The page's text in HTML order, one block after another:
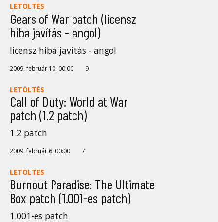
LETÖLTÉS
Gears of War patch (licensz
hiba javítás - angol)
licensz hiba javítás - angol
2009. február 10. 00:00 9
LETÖLTÉS
Call of Duty: World at War
patch (1.2 patch)
1.2 patch
2009. február 6. 00:00 7
LETÖLTÉS
Burnout Paradise: The Ultimate
Box patch (1.001-es patch)
1.001-es patch